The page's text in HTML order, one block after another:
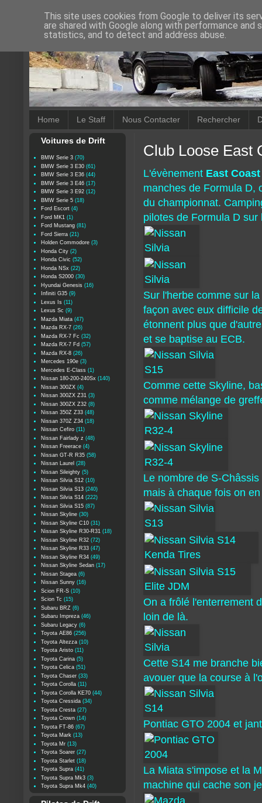
Home Le Staff Nous Contacter Rechercher
Club Loose East
L'évènement East
manches de Formula D,
du championnat.
pilotes de Formula D
Sur l'herbe comme sur
façon avec eux difficile
étonnent plus que
et se baptise au ECB.
Comme cette Skyline,
comme mélange de
Le nombre de S-
mais à chaque fois on
On a frôlé l'enterrement
loin de là.
Cette S14 me branche
avouer que la course à
Pontiac GTO 2004 et
La Miata s'impose et la
machine qui cache son
Voitures de Drift
BMW Serie 3 (70)
BMW Serie 3 E30 (61)
BMW Serie 3 E36 (44)
BMW Serie 3 E46 (17)
BMW Serie 3 E92 (12)
BMW Serie 5 (18)
Ford Escort (4)
Ford MK1 (1)
Ford Mustang (81)
Ford Sierra (21)
Holden Commodore (3)
Honda City (2)
Honda Civic (52)
Honda NSx (22)
Honda S2000 (30)
Hyundai Genesis (16)
Infiniti G35 (9)
Lexus Is (11)
Lexus Sc (9)
Mazda Miata (47)
Mazda RX-7 (26)
Mazda RX-7 Fc (32)
Mazda RX-7 Fd (57)
Mazda RX-8 (26)
Mercedes 190e (3)
Mercedes E-Class (1)
Nissan 180-200-240Sx (140)
Nissan 300ZX (4)
Nissan 300ZX Z31 (3)
Nissan 300ZX Z32 (8)
Nissan 350Z Z33 (48)
Nissan 370Z Z34 (18)
Nissan Cefiro (11)
Nissan Fairlady z (48)
Nissan Freerace (4)
Nissan GT-R R35 (58)
Nissan Laurel (28)
Nissan Sileighty (5)
Nissan Silvia S12 (10)
Nissan Silvia S13 (240)
Nissan Silvia S14 (222)
Nissan Silvia S15 (87)
Nissan Skyline (30)
Nissan Skyline C10 (31)
Nissan Skyline R30-R31 (18)
Nissan Skyline R32 (72)
Nissan Skyline R33 (47)
Nissan Skyline R34 (49)
Nissan Skyline Sedan (17)
Nissan Stagea (6)
Nissan Sunny (16)
Scion FR-S (10)
Scion Tc (15)
Subaru BRZ (6)
Subaru Impreza (46)
Subaru Legacy (6)
Toyota AE86 (256)
Toyota Altezza (10)
Toyota Aristo (11)
Toyota Carina (5)
Toyota Celica (51)
Toyota Chaser (33)
Toyota Corolla (11)
Toyota Corolla KE70 (44)
Toyota Cressida (34)
Toyota Cresta (27)
Toyota Crown (14)
Toyota FT-86 (67)
Toyota Mark (13)
Toyota Mr (13)
Toyota Soarer (27)
Toyota Starlet (18)
Toyota Supra (41)
Toyota Supra Mk3 (3)
Toyota Supra Mk4 (40)
This site uses cookies from Google to deliver its
are shared with Google along with performance
statistics, and to detect and address abuse.